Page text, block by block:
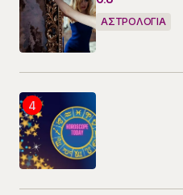
ΑΣΤΡΟΛΟΓΙΑ